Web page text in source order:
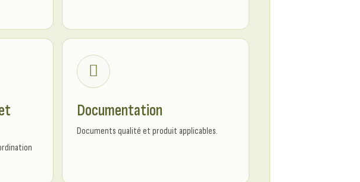
Documentation
Documents qualité et produit applicables.